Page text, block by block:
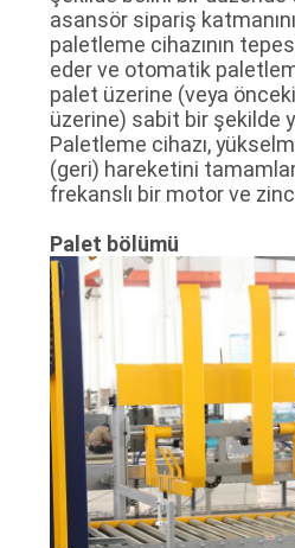
asansör sipariş
paletleme cihazının
eder ve otomatik
palet üzerine (veya
üzerine) sabit bir şekilde
Paletleme cihazı,
(geri) hareketini
frekanslı bir motor ve
Palet bölümü